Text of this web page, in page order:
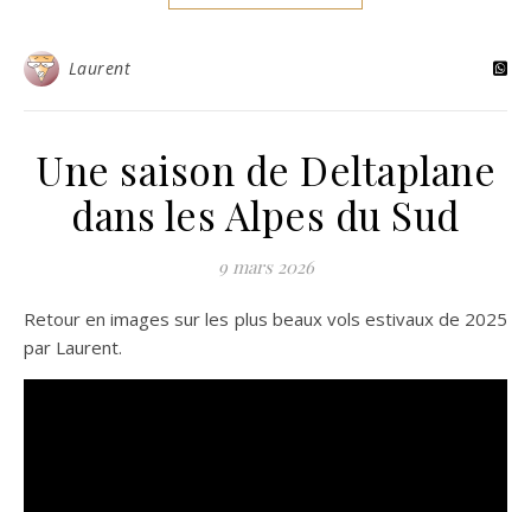
Laurent
Une saison de Deltaplane
dans les Alpes du Sud
9 mars 2026
Retour en images sur les plus beaux vols estivaux de 2025
par Laurent.